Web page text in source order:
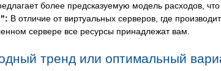
более предсказуемую модель расходов,
В отличие от виртуальных серверов, где
сервере все ресурсы принадлежат вам.
тренд или оптимальный